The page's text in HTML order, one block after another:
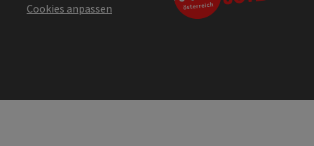
Cookies anpassen